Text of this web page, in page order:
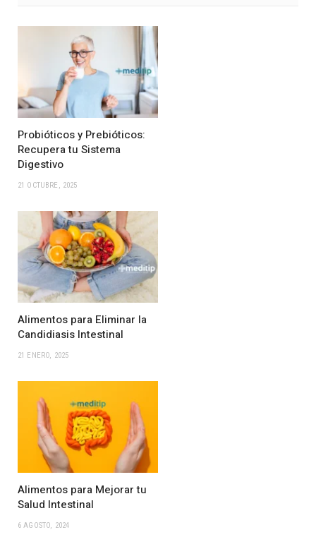
Probióticos y Prebióticos:
Recupera tu Sistema
Digestivo
21 OCTUBRE, 2025
Alimentos para Eliminar la
Candidiasis Intestinal
21 ENERO, 2025
Alimentos para Mejorar tu
Salud Intestinal
6 AGOSTO, 2024